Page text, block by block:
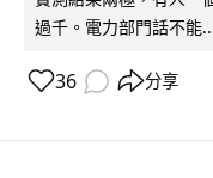
過千。電力部門話不能
36 分享